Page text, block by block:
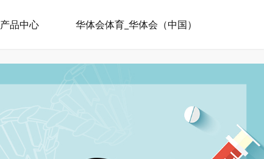
产品中心 华体会体育_华体会（中国）